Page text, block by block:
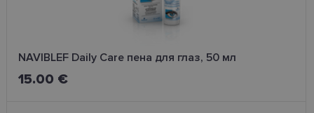
NAVIBLEF Daily Care пена для глаз, 50 мл
15.00 €